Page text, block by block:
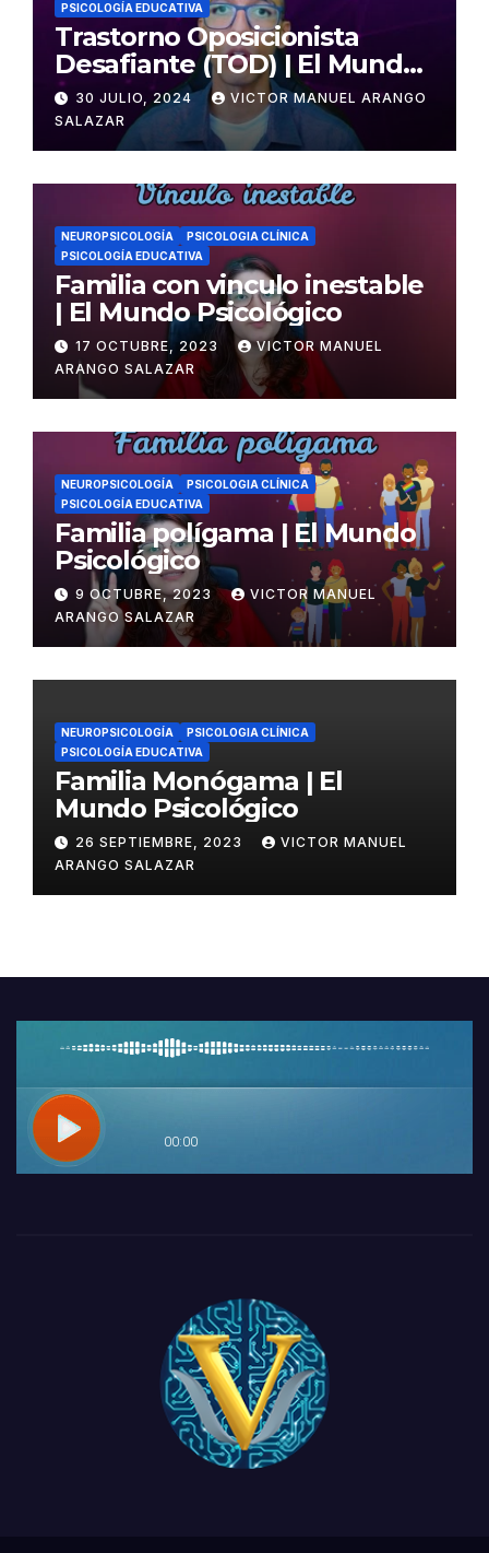
PSICOLOGÍA EDUCATIVA
Trastorno Oposicionista
Desafiante (TOD) | El Mundo
Psicológico
30 JULIO, 2024
VICTOR MANUEL ARANGO
SALAZAR
NEUROPSICOLOGÍA
PSICOLOGIA CLÍNICA
PSICOLOGÍA EDUCATIVA
Familia con vinculo inestable
| El Mundo Psicológico
17 OCTUBRE, 2023
VICTOR MANUEL
ARANGO SALAZAR
NEUROPSICOLOGÍA
PSICOLOGIA CLÍNICA
PSICOLOGÍA EDUCATIVA
Familia polígama | El Mundo
Psicológico
9 OCTUBRE, 2023
VICTOR MANUEL
ARANGO SALAZAR
NEUROPSICOLOGÍA
PSICOLOGIA CLÍNICA
PSICOLOGÍA EDUCATIVA
Familia Monógama | El
Mundo Psicológico
26 SEPTIEMBRE, 2023
VICTOR MANUEL
ARANGO SALAZAR